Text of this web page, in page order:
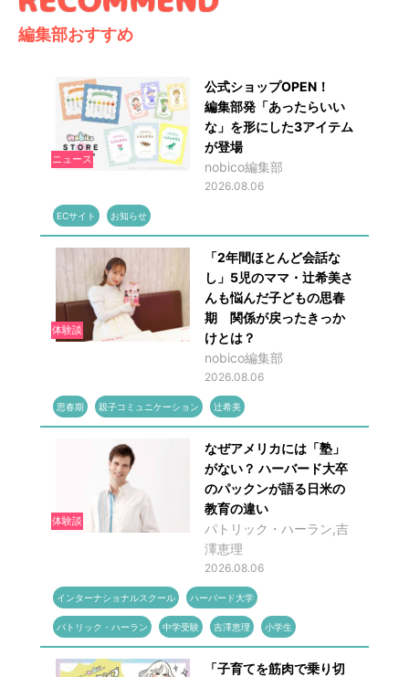
編集部おすすめ
ニュース
公式ショップOPEN！
編集部発「あったらいい
な」を形にした3アイテム
が登場
nobico編集部
2026.08.06
ECサイト お知らせ
体験談
「2年間ほとんど会話な
し」5児のママ・辻希美さ
んも悩んだ子どもの思春
期 関係が戻ったきっか
けとは？
nobico編集部
2026.08.06
思春期 親子コミュニケーション 辻希美
体験談
なぜアメリカには「塾」
がない？ ハーバード大卒
のパックンが語る日米の
教育の違い
パトリック・ハーラン,吉
澤恵理
2026.08.06
インターナショナルスクール ハーバード大学
パトリック・ハーラン 中学受験 吉澤恵理 小学生
「子育てを筋肉で乗り切